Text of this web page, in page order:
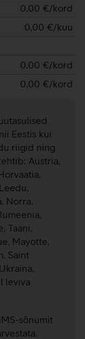
0,00 €/kord
0,00 €/kuu
0,00 €/kord
0,00 €/kord
Eestis kui
riigid ning
Austria,
Norra,
Taani,
Mayotte,
Saint
leviva
sõnumit